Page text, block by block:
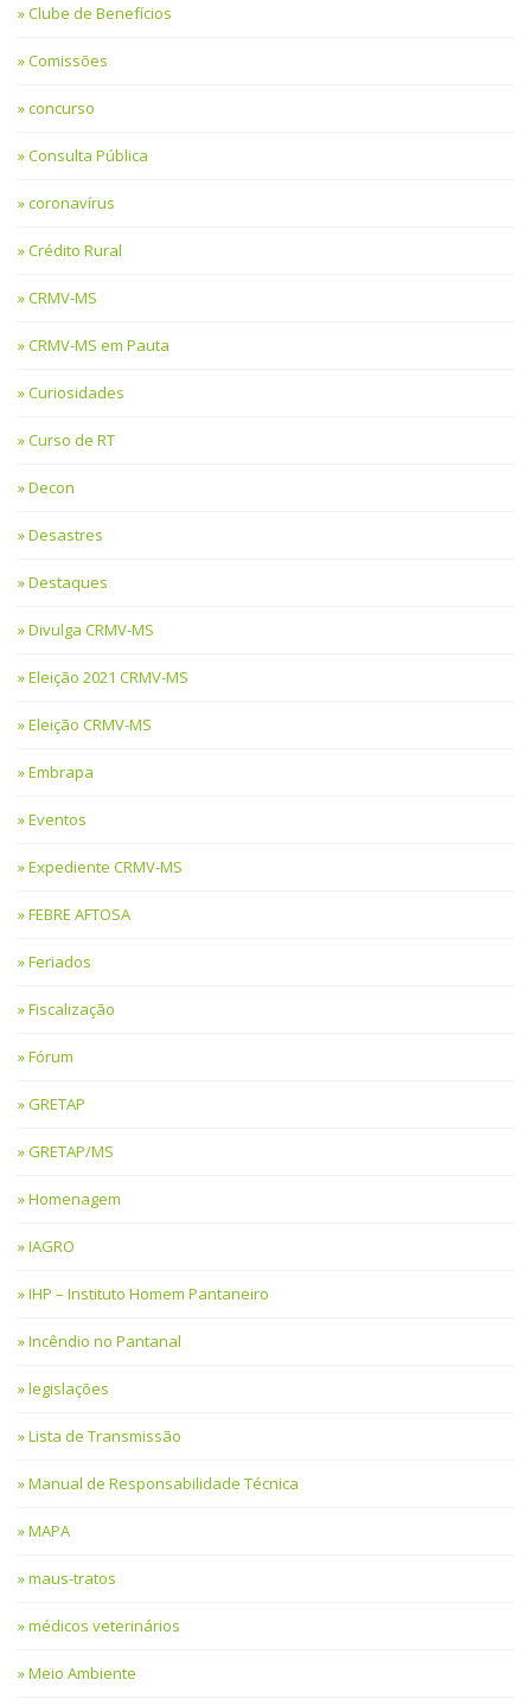
Clube de Benefícios
Comissões
concurso
Consulta Pública
coronavírus
Crédito Rural
CRMV-MS
CRMV-MS em Pauta
Curiosidades
Curso de RT
Decon
Desastres
Destaques
Divulga CRMV-MS
Eleição 2021 CRMV-MS
Eleição CRMV-MS
Embrapa
Eventos
Expediente CRMV-MS
FEBRE AFTOSA
Feriados
Fiscalização
Fórum
GRETAP
GRETAP/MS
Homenagem
IAGRO
IHP – Instituto Homem Pantaneiro
Incêndio no Pantanal
legislações
Lista de Transmissão
Manual de Responsabilidade Técnica
MAPA
maus-tratos
médicos veterinários
Meio Ambiente